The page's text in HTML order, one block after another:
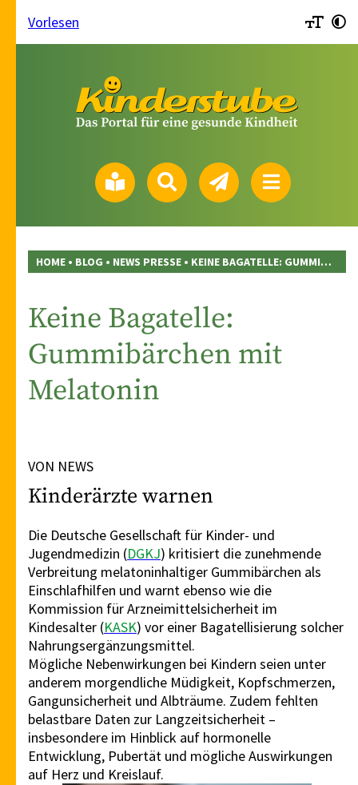
Vorlesen
HOME • BLOG • NEWS PRESSE • KEINE BAGATELLE: GUMMIBÄRCHEN MIT MELATONIN
Keine Bagatelle:
Gummibärchen mit
Melatonin
VON NEWS
Kinderärzte warnen
Die Deutsche Gesellschaft für Kinder- und
Jugendmedizin (DGKJ) kritisiert die zunehmende
Verbreitung melatoninhaltiger Gummibärchen als
Einschlafhilfen und warnt ebenso wie die
Kommission für Arzneimittelsicherheit im
Kindesalter (KASK) vor einer Bagatellisierung solcher
Nahrungsergänzungsmittel.
Mögliche Nebenwirkungen bei Kindern seien unter
anderem morgendliche Müdigkeit, Kopfschmerzen,
Gangunsicherheit und Albträume. Zudem fehlten
belastbare Daten zur Langzeitsicherheit –
insbesondere im Hinblick auf hormonelle
Entwicklung, Pubertät und mögliche Auswirkungen
auf Herz und Kreislauf.